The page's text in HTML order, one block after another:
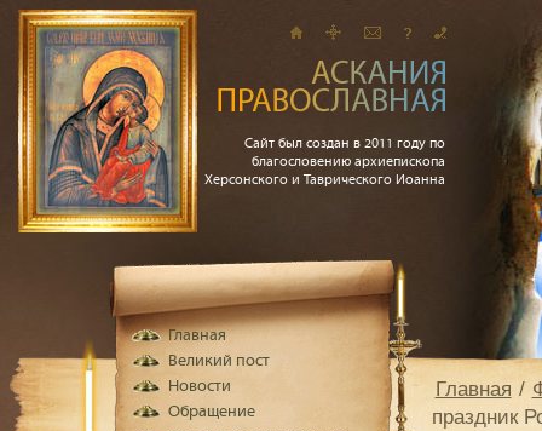
Сайт был создан в 2011 году по
благословению архиепископа
Херсонского и Таврического Иоанна
Главная
праздник
Главная
Великий пост
Новости
Обращение